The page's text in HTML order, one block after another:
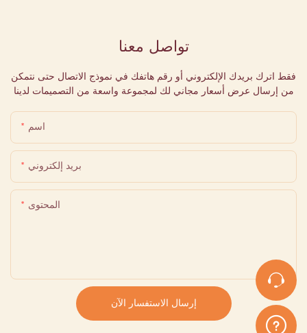
تواصل معنا
فقط اترك بريدك الإلكتروني أو رقم هاتفك في نموذج الاتصال حتى نتمكن
من إرسال عرض أسعار مجاني لك لمجموعة واسعة من التصميمات لدينا
اسم
بريد إلكتروني
المحتوى
إرسال الاستفسار الآن